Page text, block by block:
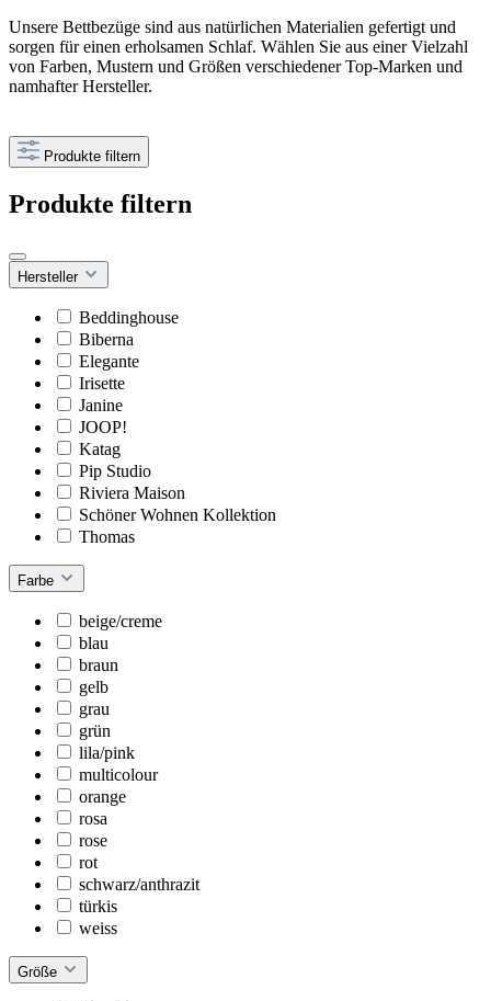
Unsere Bettbezüge sind aus natürlichen Materialien gefertigt und
sorgen für einen erholsamen Schlaf. Wählen Sie aus einer Vielzahl
von Farben, Mustern und Größen verschiedener Top-Marken und
namhafter Hersteller.
Produkte filtern
Produkte filtern
Hersteller
Beddinghouse
Biberna
Elegante
Irisette
Janine
JOOP!
Katag
Pip Studio
Riviera Maison
Schöner Wohnen Kollektion
Thomas
Farbe
beige/creme
blau
braun
gelb
grau
grün
lila/pink
multicolour
orange
rosa
rose
rot
schwarz/anthrazit
türkis
weiss
Größe